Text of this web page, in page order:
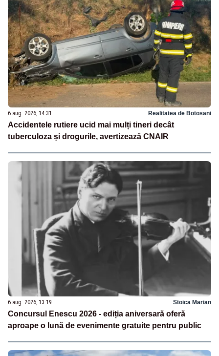
6 aug. 2026, 14:31 Realitatea de Botosani
Accidentele rutiere ucid mai mulți tineri decât
tuberculoza și drogurile, avertizează CNAIR
6 aug. 2026, 13:19 Stoica Marian
Concursul Enescu 2026 - ediția aniversară oferă
aproape o lună de evenimente gratuite pentru public